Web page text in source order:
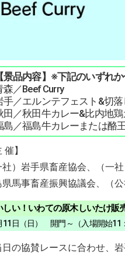
【景品内容】※下記のいずれ
森／Beef Curry
手／エルンテフェスト&切
田／秋田牛カレー&比内地鶏
島／福島牛カレーまたは酪
催】
社）岩手県畜産協会、（一
県馬事畜産振興協議会、（
しい！いわての原木しいたけ販
11日（日） 開門～（入場開始11
の協賛レースに合わせ、岩